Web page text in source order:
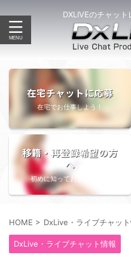
DXLIVEのチャッ
在宅チャットに応募
在宅でお仕事しよう！
移籍・再登録希望の方
へ
初めに知っておきたい情報
HOME > DxLive・ライブチャッ
DxLive・ライブチャット情報